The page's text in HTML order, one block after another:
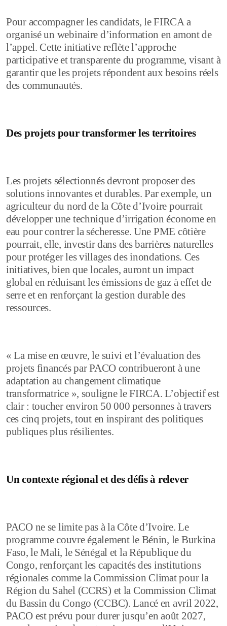
Pour accompagner les candidats, le FIRCA a
organisé un webinaire d’information en amont de
l’appel. Cette initiative reflète l’approche
participative et transparente du programme, visant à
garantir que les projets répondent aux besoins réels
des communautés.
Des projets pour transformer les territoires
Les projets sélectionnés devront proposer des
solutions innovantes et durables. Par exemple, un
agriculteur du nord de la Côte d’Ivoire pourrait
développer une technique d’irrigation économe en
eau pour contrer la sécheresse. Une PME côtière
pourrait, elle, investir dans des barrières naturelles
pour protéger les villages des inondations. Ces
initiatives, bien que locales, auront un impact
global en réduisant les émissions de gaz à effet de
serre et en renforçant la gestion durable des
ressources.
« La mise en œuvre, le suivi et l’évaluation des
projets financés par PACO contribueront à une
adaptation au changement climatique
transformatrice », souligne le FIRCA. L’objectif est
clair : toucher environ 50 000 personnes à travers
ces cinq projets, tout en inspirant des politiques
publiques plus résilientes.
Un contexte régional et des défis à relever
PACO ne se limite pas à la Côte d’Ivoire. Le
programme couvre également le Bénin, le Burkina
Faso, le Mali, le Sénégal et la République du
Congo, renforçant les capacités des institutions
régionales comme la Commission Climat pour la
Région du Sahel (CCRS) et la Commission Climat
du Bassin du Congo (CCBC). Lancé en avril 2022,
PACO est prévu pour durer jusqu’en août 2027,